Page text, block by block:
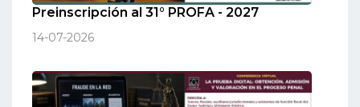
Preinscripción al 31° PROFA - 2027
14-07-2026